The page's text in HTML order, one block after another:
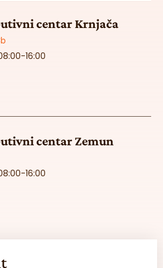
centar Krnjača
16:00
centar Zemun
16:00